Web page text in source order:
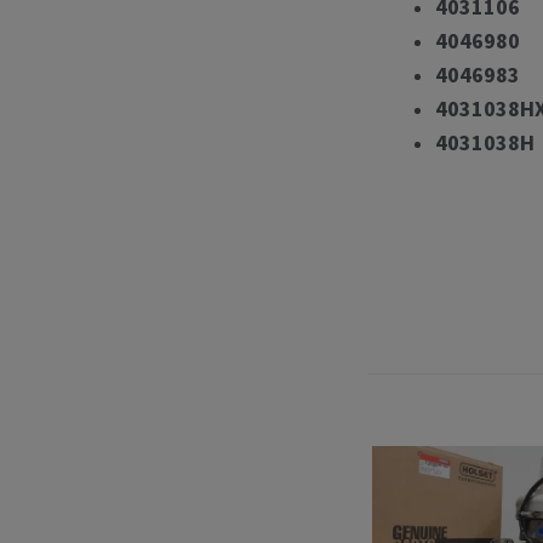
4031106
4046980
4046983